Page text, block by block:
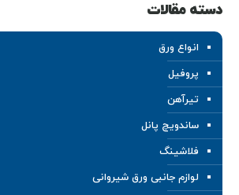
دسته مقالات
انواع ورق
پروفیل
تیرآهن
ساندویچ پانل
فلاشینگ
لوازم جانبی ورق شیروانی